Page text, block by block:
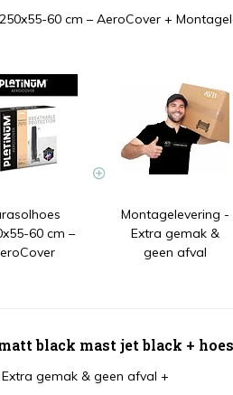
60 cm – AeroCover +
60 cm –
Montagelevering -
Extra gemak &
geen afval
black mast jet black +
gemak & geen afval +